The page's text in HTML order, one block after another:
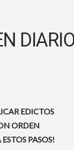
EDICTOS
ORDEN
PASOS!